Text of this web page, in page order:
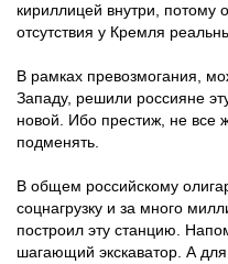
кириллицей внутри, потому
отсутствия у Кремля
В рамках превозмогания,
Западу, решили россияне
новой. Ибо престиж, не все
подменять.
В общем российскому
соцнагрузку и за много
построил эту станцию.
шагающий экскаватор. А